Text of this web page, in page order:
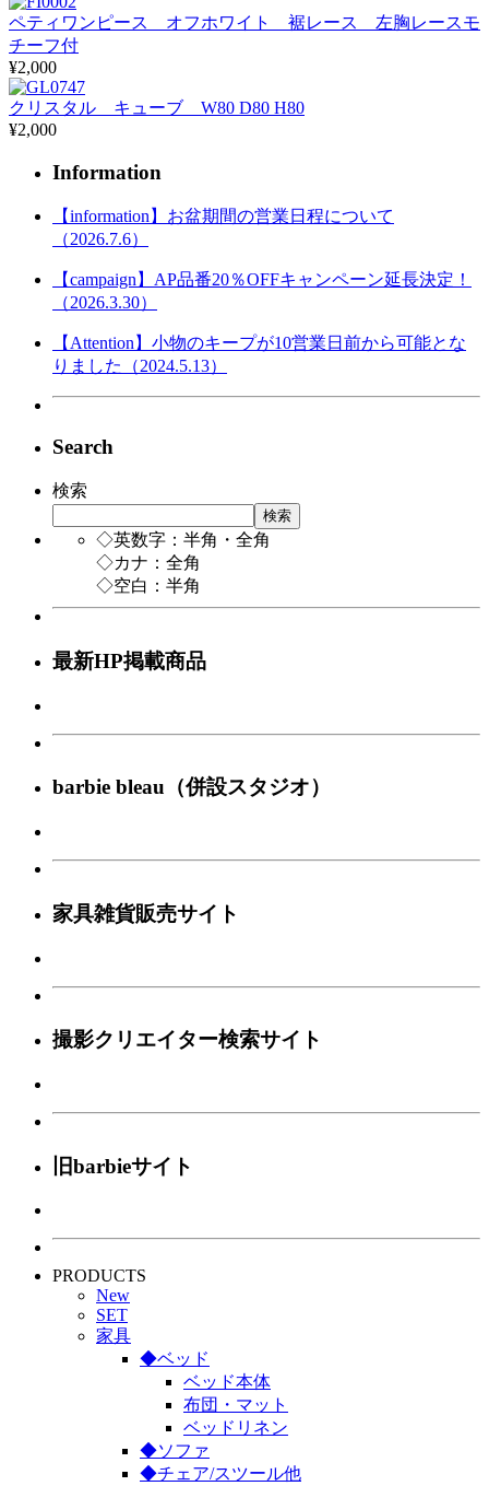
ペティワンピース オフホワイト 裾レース 左胸レースモ
チーフ付
¥2,000
クリスタル キューブ W80 D80 H80
¥2,000
Information
【information】お盆期間の営業日程について
（2026.7.6）
【campaign】AP品番20％OFFキャンペーン延長決定！
（2026.3.30）
【Attention】小物のキープが10営業日前から可能とな
りました（2024.5.13）
Search
検索
検索
◇英数字：半角・全角
◇カナ：全角
◇空白：半角
最新HP掲載商品
barbie bleau（併設スタジオ）
家具雑貨販売サイト
撮影クリエイター検索サイト
旧barbieサイト
PRODUCTS
New
SET
家具
◆ベッド
ベッド本体
布団・マット
ベッドリネン
◆ソファ
◆チェア/スツール他